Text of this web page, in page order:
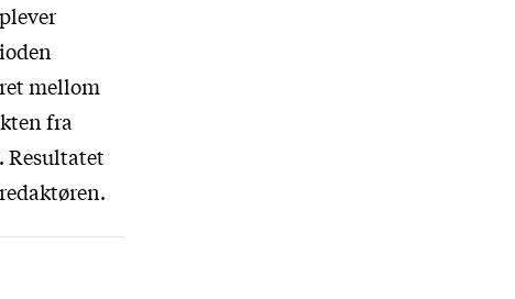
mellom
fra
Resultatet